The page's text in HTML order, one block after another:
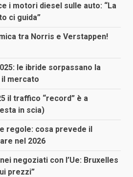
i motori diesel sulle auto: “La
ci guida”
tra Norris e Verstappen!
le ibride sorpassano la
il mercato
il traffico “record” è a
in scia)
regole: cosa prevede il
nel 2026
negoziati con l’Ue: Bruxelles
prezzi”